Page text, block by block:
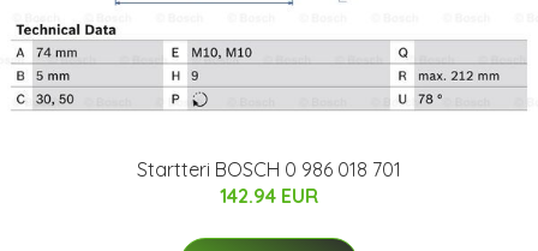
Startteri BOSCH 0 986 018 701
142.94 EUR